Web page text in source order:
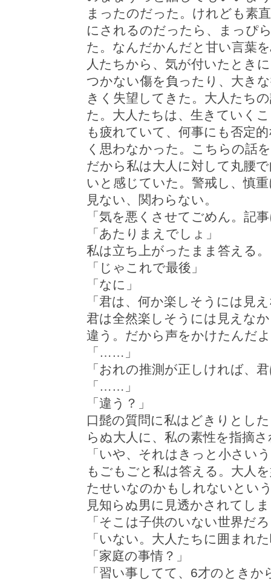
まったのだった。けれども素
にされるのだったら、まっぴ
た。なんだかんだと甘い言葉
人たちから、気が付いたとき
つかない傷を負ったり、大き
きく失望してきた。大人たち
た。大人たちは、生きていく
も疲れていて、何事にも否定
く思わなかった。こちらの話
だから私は大人に対して丸腰
いと感じていた。警戒し、慎
見ない、関わらない。
「気を悪くさせてごめん。記
「あたりまえでしょ」
私は立ち上がったまま答える
「じゃこれで最後」
「なに」
「君は、何か楽しそうには見
君は全然楽しそうには見えな
違う。だから声をかけたんだ
「……」
「おれの推測が正しければ、
「……」
「違う？」
口髭の質問に私はどきりとし
らぬ大人に、私の素性を指摘
「いや、それはきっと小さい
もごもごと私は答える。大人
たせいなのかもしれないとい
見知らぬ男に見透かされてし
「そこは子供のいない世界だ
「いない。大人たちに囲まれ
「家庭の事情？」
「習い事してて、6才のとき